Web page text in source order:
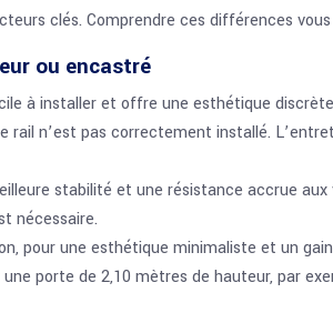
clés. Comprendre ces différences
ou encastré
à installer et offre une esthétique
n’est pas correctement installé.
stabilité et une résistance accrue
nécessaire.
pour une esthétique minimaliste et un
porte de 2,10 mètres de hauteur, par